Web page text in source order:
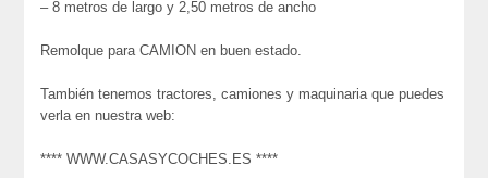
– 8 metros de largo y 2,50 metros de ancho
Remolque para CAMION en buen estado.
También tenemos tractores, camiones y maquinaria que puedes
verla en nuestra web:
**** WWW.CASASYCOCHES.ES ****